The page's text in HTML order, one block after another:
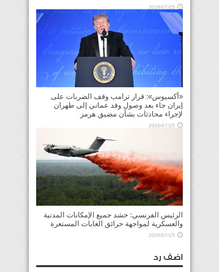
2026/07/25
«أكسيوس»: قرار ترامب وقف الضربات على
إيران جاء بعد وصول وفد عماني إلى طهران
لإجراء محادثات بشأن مضيق هرمز
2026/07/25
الرئيس الفرنسي: حشد جميع الإمكانات المدنية
والعسكرية لمواجهة حرائق الغابات المستعرة
2026/07/25
اضف رد